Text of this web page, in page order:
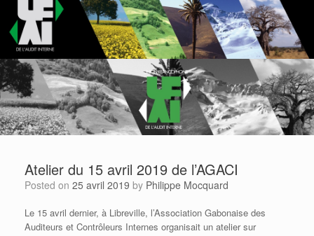
Atelier du 15 avril 2019 de l’AGACI
Posted on 25 avril 2019 by Philippe Mocquard
Le 15 avril dernier, à Libreville, l’Association Gabonaise des
Auditeurs et Contrôleurs Internes organisait un atelier sur